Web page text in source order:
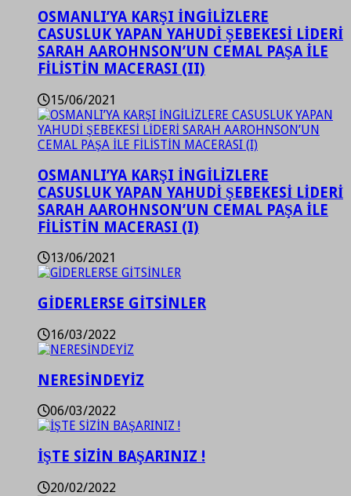
OSMANLI’YA KARŞI İNGİLİZLERE
CASUSLUK YAPAN YAHUDİ ŞEBEKESİ LİDERİ
SARAH AAROHNSON’UN CEMAL PAŞA İLE
FİLİSTİN MACERASI (II)
15/06/2021
OSMANLI’YA KARŞI İNGİLİZLERE
CASUSLUK YAPAN YAHUDİ ŞEBEKESİ LİDERİ
SARAH AAROHNSON’UN CEMAL PAŞA İLE
FİLİSTİN MACERASI (I)
13/06/2021
GİDERLERSE GİTSİNLER
16/03/2022
NERESİNDEYİZ
06/03/2022
İŞTE SİZİN BAŞARINIZ !
20/02/2022